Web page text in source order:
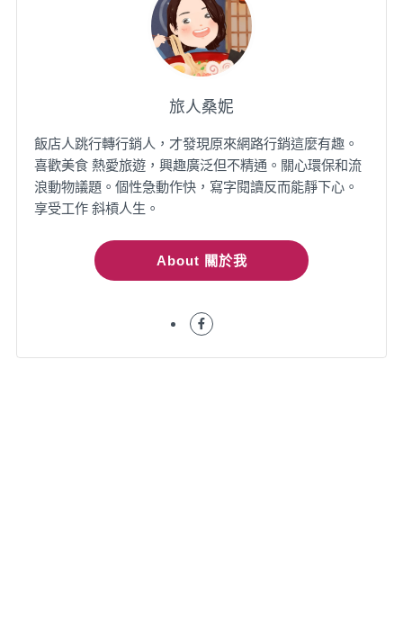
旅人桑妮
飯店人跳行轉行銷人，才發現原來網路行銷這麼有趣。
喜歡美食 熱愛旅遊，興趣廣泛但不精通。關心環保和流
浪動物議題。個性急動作快，寫字閱讀反而能靜下心。
享受工作 斜槓人生。
About 關於我